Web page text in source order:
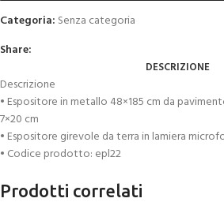
Categoria: Senza categoria
Share:
DESCRIZIONE
Descrizione
• Espositore in metallo 48×185 cm da
7×20 cm
• Espositore girevole da terra in lamiera
• Codice prodotto: epl22
Prodotti correlati